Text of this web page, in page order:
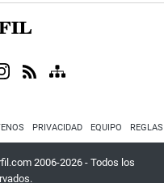
PRIVACIDAD EQUIPO
2006-2026 - Todos los